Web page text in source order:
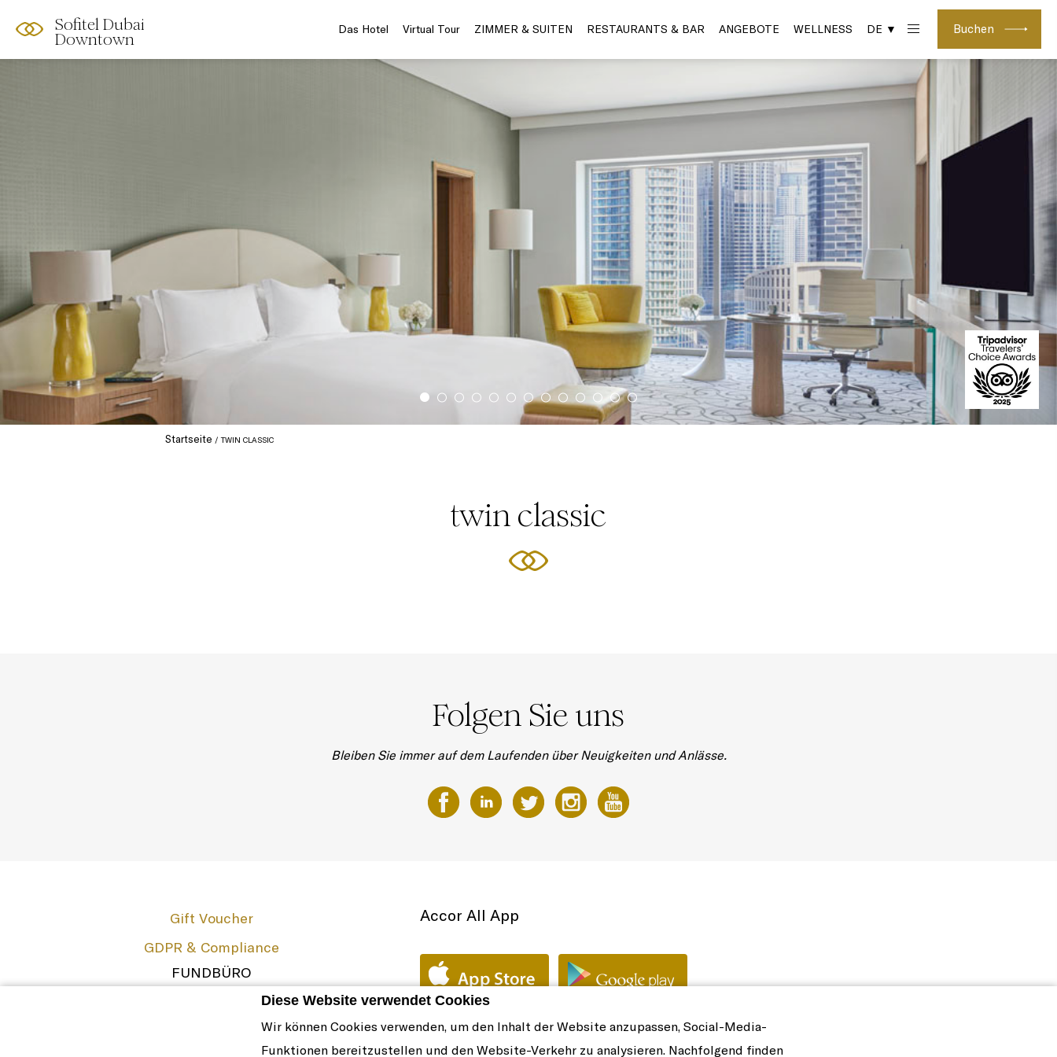
Diese Website verwendet Cookies
Wir können Cookies verwenden, um den Inhalt der Website anzupassen, Social-Media-
Funktionen bereitzustellen und den Website-Verkehr zu analysieren. Nachfolgend finden
Sofitel Dubai
Downtown
Buchen
Das Hotel Virtual Tour ZIMMER & SUITEN RESTAURANTS & BAR ANGEBOTE WELLNESS DE ▼
Startseite TWIN CLASSIC
twin classic
Folgen Sie uns
Bleiben Sie immer auf dem Laufenden über Neuigkeiten und Anlässe.
Gift Voucher
GDPR & Compliance
FUNDBÜRO
The French Zest
Cookie-Richtlinie & Einstellungen
Accor All App